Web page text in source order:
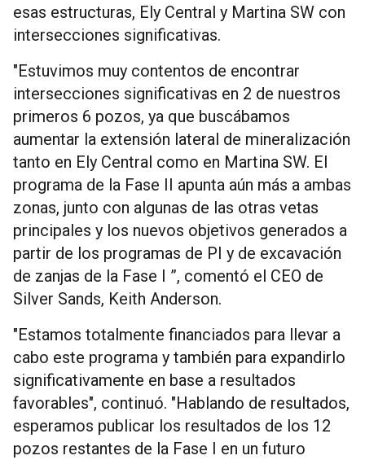
esas estructuras, Ely Central y Martina SW con
intersecciones significativas.
"Estuvimos muy contentos de encontrar
intersecciones significativas en 2 de nuestros
primeros 6 pozos, ya que buscábamos
aumentar la extensión lateral de mineralización
tanto en Ely Central como en Martina SW. El
programa de la Fase II apunta aún más a ambas
zonas, junto con algunas de las otras vetas
principales y los nuevos objetivos generados a
partir de los programas de PI y de excavación
de zanjas de la Fase I ”, comentó el CEO de
Silver Sands, Keith Anderson.
"Estamos totalmente financiados para llevar a
cabo este programa y también para expandirlo
significativamente en base a resultados
favorables", continuó. "Hablando de resultados,
esperamos publicar los resultados de los 12
pozos restantes de la Fase I en un futuro